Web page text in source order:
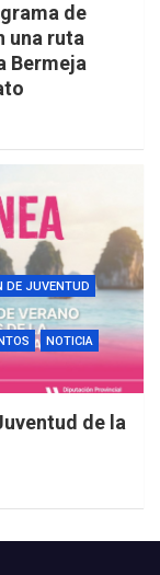
de
una ruta
Bermeja
DE JUVENTUD
NOTICIA
de la